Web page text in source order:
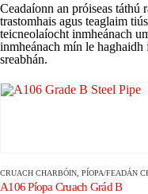
Ceadaíonn an próiseas táthú
trastomhais agus teaglaim
teicneolaíocht inmheánach
inmheánach mín le haghaidh
sreabhán.
CRUACH CHARBÓIN PÍOPA/FEADÁN
A106 Píopa Cruach Grád B